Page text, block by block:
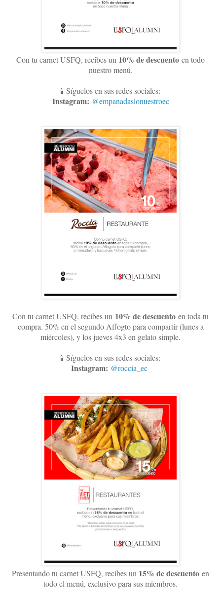
Con tu carnet USFQ, recibes un 10% de descuento en todo
nuestro menú.
📱Síguelos en sus redes sociales:
Instagram: @empanadaslonuestroec
Con tu carnet USFQ, recibes un 10% de descuento en toda tu
compra. 50% en el segundo Affogto para compartir (lunes a
miércoles), y los jueves 4x3 en gelato simple.
📱Síguelos en sus redes sociales:
Instagram: @roccia_ec
Presentando tu carnet USFQ, recibes un 15% de descuento en
todo el menú, exclusivo para sus miembros.